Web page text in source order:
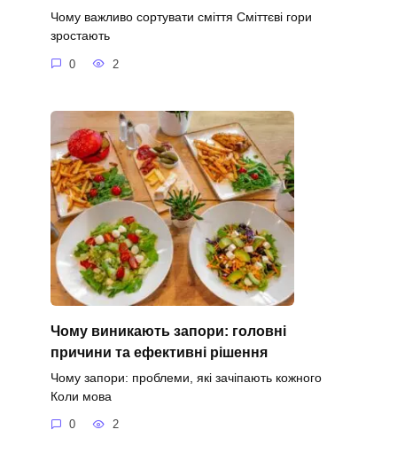
Чому важливо сортувати сміття Сміттєві гори
зростають
0 2
Чому виникають запори: головні
причини та ефективні рішення
Чому запори: проблеми, які зачіпають кожного
Коли мова
0 2